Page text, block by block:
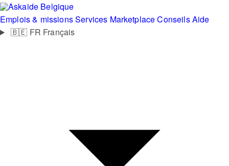
Belgique
Emplois & missionsServices MarketplaceConseilsAide
🇧🇪 FR Français